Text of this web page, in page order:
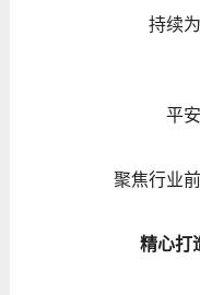
持续
平
聚焦行业
精心打